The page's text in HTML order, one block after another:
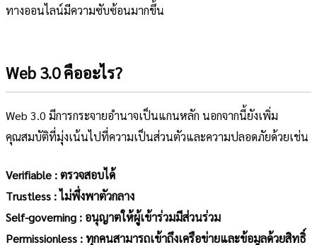
ทางออนไลน์มีความซับซ้อนมากขึ้น
Web 3.0 คืออะไร?
Web 3.0 มีการกระจายอำนาจเป็นแกนหลัก นอกจากนี้ยังเพิ่ม
คุณสมบัติที่มุ่งเน้นไปที่ความเป็นส่วนตัวและความปลอดภัยด้วยเช่น
Verifiable : ตรวจสอบได้
Trustless : ไม่พึ่งพาตัวกลาง
Self-governing : อนุญาตให้ผู้เข้าร่วมมีส่วนร่วม
Permissionless : ทุกคนสามารถเข้าถึงเครือข่ายและข้อมูลด้วยสิทธิ์